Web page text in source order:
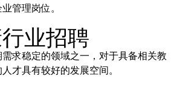
管理岗位。
业招聘
求稳定的领域之一，对于具备相关教
才具有较好的发展空间。